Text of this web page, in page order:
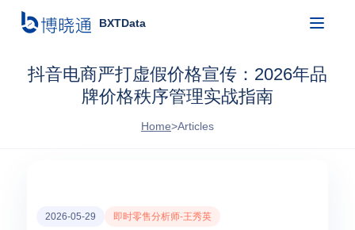
BXTData
抖音电商严打虚假价格宣传：2026年品
牌价格秩序管理实战指南
Home>Articles
2026-05-29 即时零售分析师-王秀英